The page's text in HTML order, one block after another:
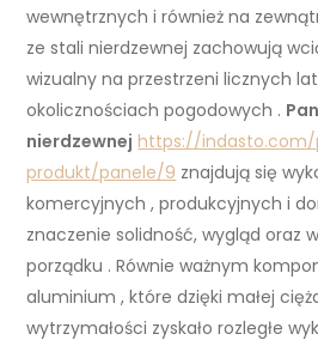
wewnętrznych i również na
ze stali nierdzewnej zachowują
wizualny na przestrzeni licznych
okolicznościach pogodowych .
nierdzewnej https://indasto.com/
produkt/panele/9 znajdują się
komercyjnych , produkcyjnych i
znaczenie solidność, wygląd oraz
porządku . Równie ważnym
aluminium , które dzięki małej
wytrzymałości zyskało rozległe